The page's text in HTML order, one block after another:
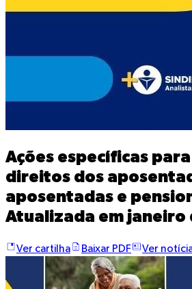
Ações específicas
direitos dos
aposentadas e
Atualizada em janeiro
Ver cartilha Baixar PDF Ver